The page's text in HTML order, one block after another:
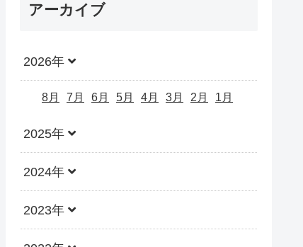
アーカイブ
2026年
8月 7月 6月 5月 4月 3月 2月 1月
2025年
2024年
2023年